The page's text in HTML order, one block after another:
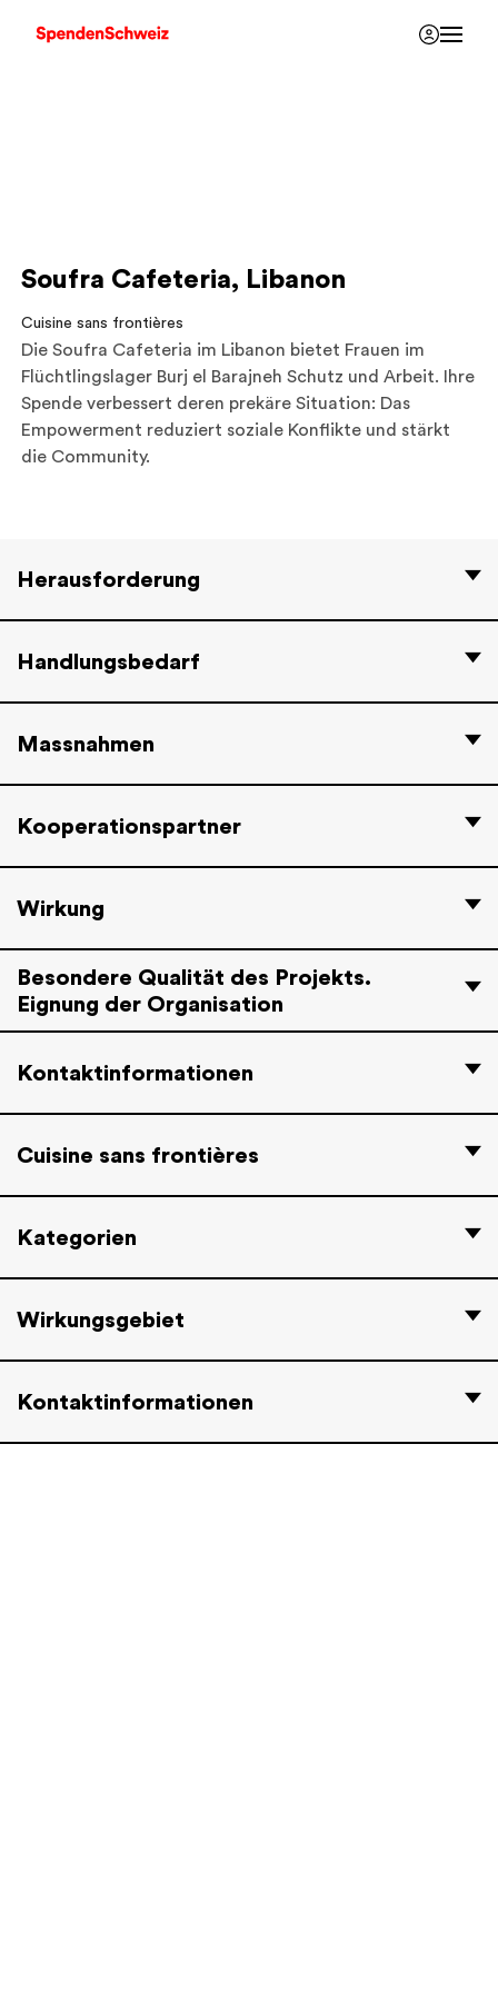
Soufra Cafeteria, Libanon
Cuisine sans frontières
Die Soufra Cafeteria im Libanon bietet Frauen im
Flüchtlingslager Burj el Barajneh Schutz und Arbeit. Ihre
Spende verbessert deren prekäre Situation: Das
Empowerment reduziert soziale Konflikte und stärkt
die Community.
Herausforderung
Handlungsbedarf
Massnahmen
Kooperationspartner
Wirkung
Besondere Qualität des Projekts.
Eignung der Organisation
Kontaktinformationen
Cuisine sans frontières
Kategorien
Wirkungsgebiet
Kontaktinformationen